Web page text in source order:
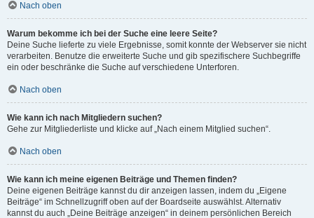
Nach oben
Warum bekomme ich bei der Suche eine leere Seite?
Deine Suche lieferte zu viele Ergebnisse, somit konnte der Webserver sie nicht
verarbeiten. Benutze die erweiterte Suche und gib spezifischere Suchbegriffe
ein oder beschränke die Suche auf verschiedene Unterforen.
Nach oben
Wie kann ich nach Mitgliedern suchen?
Gehe zur Mitgliederliste und klicke auf „Nach einem Mitglied suchen“.
Nach oben
Wie kann ich meine eigenen Beiträge und Themen finden?
Deine eigenen Beiträge kannst du dir anzeigen lassen, indem du „Eigene
Beiträge“ im Schnellzugriff oben auf der Boardseite auswählst. Alternativ
kannst du auch „Deine Beiträge anzeigen“ in deinem persönlichen Bereich